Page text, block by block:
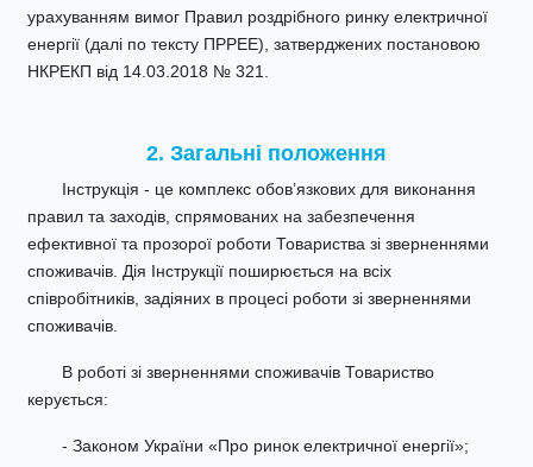
урахуванням вимог Правил роздрібного ринку електричної
енергії (далі по тексту ПРРЕЕ), затверджених постановою
НКРЕКП від 14.03.2018 № 321.
2. Загальні положення
Інструкція - це комплекс обов’язкових для виконання
правил та заходів, спрямованих на забезпечення
ефективної та прозорої роботи Товариства зі зверненнями
споживачів. Дія Інструкції поширюється на всіх
співробітників, задіяних в процесі роботи зі зверненнями
споживачів.
В роботі зі зверненнями споживачів Товариство
керується:
- Законом України «Про ринок електричної енергії»;